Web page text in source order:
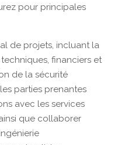
pour principales
de projets, incluant la
financiers et
de la sécurité
parties prenantes
avec les services
que collaborer